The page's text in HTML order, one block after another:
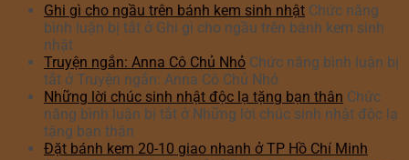
Ghi gì cho ngầu trên bánh kem sinh nhật Chức năng
bình luận bị tắt ở Ghi gì cho ngầu trên bánh kem sinh
nhật
Truyện ngắn: Anna Cô Chủ Nhỏ Chức năng bình luận bị
tắt ở Truyện ngắn: Anna Cô Chủ Nhỏ
Những lời chúc sinh nhật độc lạ tặng bạn thân Chức
năng bình luận bị tắt ở Những lời chúc sinh nhật độc lạ
tặng bạn thân
Đặt bánh kem 20-10 giao nhanh ở TP Hồ Chí Minh